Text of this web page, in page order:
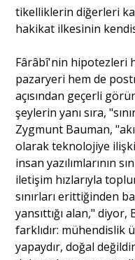
tikelliklerin diğerleri
hakikat ilkesinin
Fârâbî'nin hipotezleri
pazaryeri hem de
açısından geçerli
şeylerin yanı sıra,
Zygmunt Bauman,
olarak teknolojiye
insan yazılımlarının
iletişim hızlarıyla
sınırları erittiğinden
yansıttığı alan,"
farklıdır: mühendislik
yapaydır, doğal